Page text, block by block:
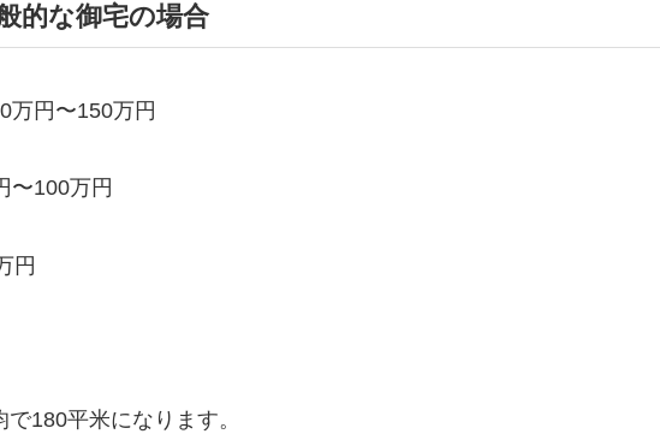
的な御宅の場合
円〜150万円
〜100万円
円
180平米になります。